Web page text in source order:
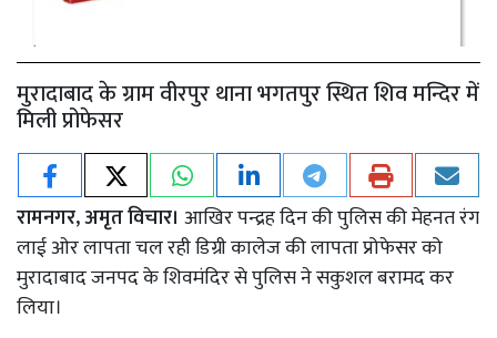
मुरादाबाद के ग्राम वीरपुर थाना भगतपुर स्थित शिव मन्दिर में
मिली प्रोफेसर
रामनगर, अमृत विचार। आखिर पन्द्रह दिन की पुलिस की मेहनत रंग
लाई ओर लापता चल रही डिग्री कालेज की लापता प्रोफेसर को
मुरादाबाद जनपद के शिवमंदिर से पुलिस ने सकुशल बरामद कर
लिया।